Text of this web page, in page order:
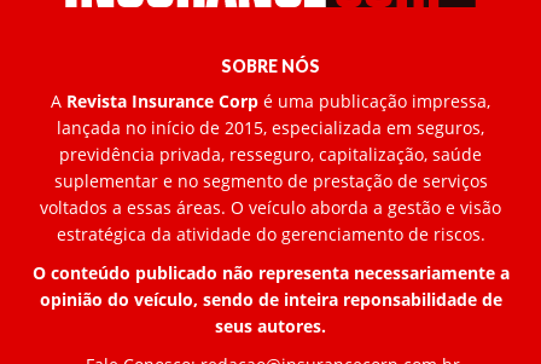
SOBRE NÓS
A Revista Insurance Corp é uma publicação impressa,
lançada no início de 2015, especializada em seguros,
previdência privada, resseguro, capitalização, saúde
suplementar e no segmento de prestação de serviços
voltados a essas áreas. O veículo aborda a gestão e visão
estratégica da atividade do gerenciamento de riscos.
O conteúdo publicado não representa necessariamente a
opinião do veículo, sendo de inteira reponsabilidade de
seus autores.